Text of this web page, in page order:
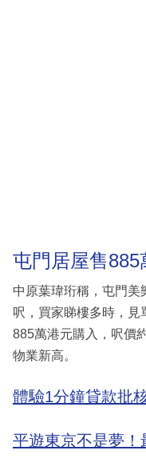
屯門居屋售
中原葉瑋珩稱，屯門美
呎，買家睇樓多時，見
885萬港元購入，呎價
物業新高。
體驗1分鐘貸款批
平遊東京不是夢！